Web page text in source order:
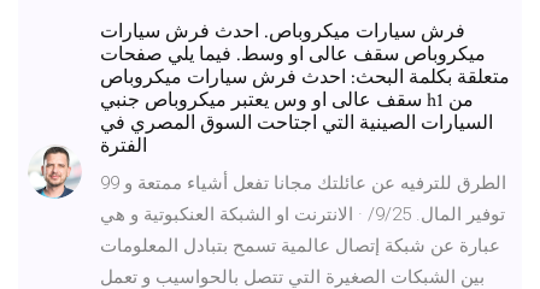
فرش سيارات ميكروباص. احدث فرش سيارات
ميكروباص سقف عالى او وسط. فيما يلي صفحات
متعلقة بكلمة البحث: احدث فرش سيارات ميكروباص
سقف عالى او وس يعتبر ميكروباص جنبي h1 من
السيارات الصينية التي اجتاحت السوق المصري في
الفترة
99 الطرق للترفيه عن عائلتك مجانا تفعل أشياء ممتعة و
توفير المال. 9/25/ · الانترنت او الشبكة العنكبوتية و هي
عبارة عن شبكة إتصال عالمية تسمح بتبادل المعلومات
بين الشبكات الصغيرة التي تتصل بالحواسيب و تعمل